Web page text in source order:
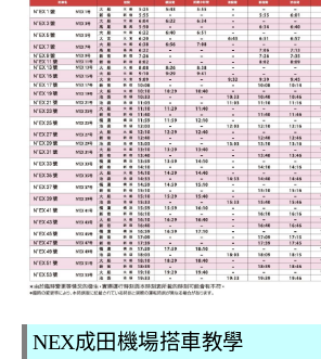
NEX成田機場搭車教學